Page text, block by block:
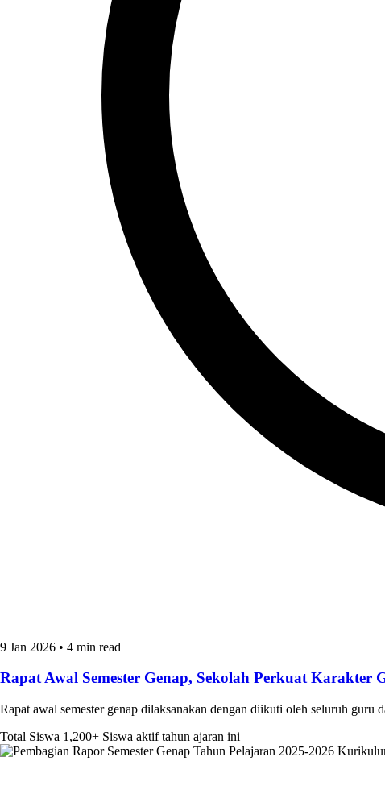
9 Jan 2026 • 4 min read
Rapat Awal Semester Genap, Sekolah Perkuat
Rapat awal semester genap dilaksanakan dengan diikuti oleh seluruh
Total Siswa 1,200+ Siswa aktif tahun ajaran ini